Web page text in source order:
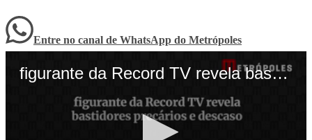
Entre no canal de WhatsApp do Metrópoles